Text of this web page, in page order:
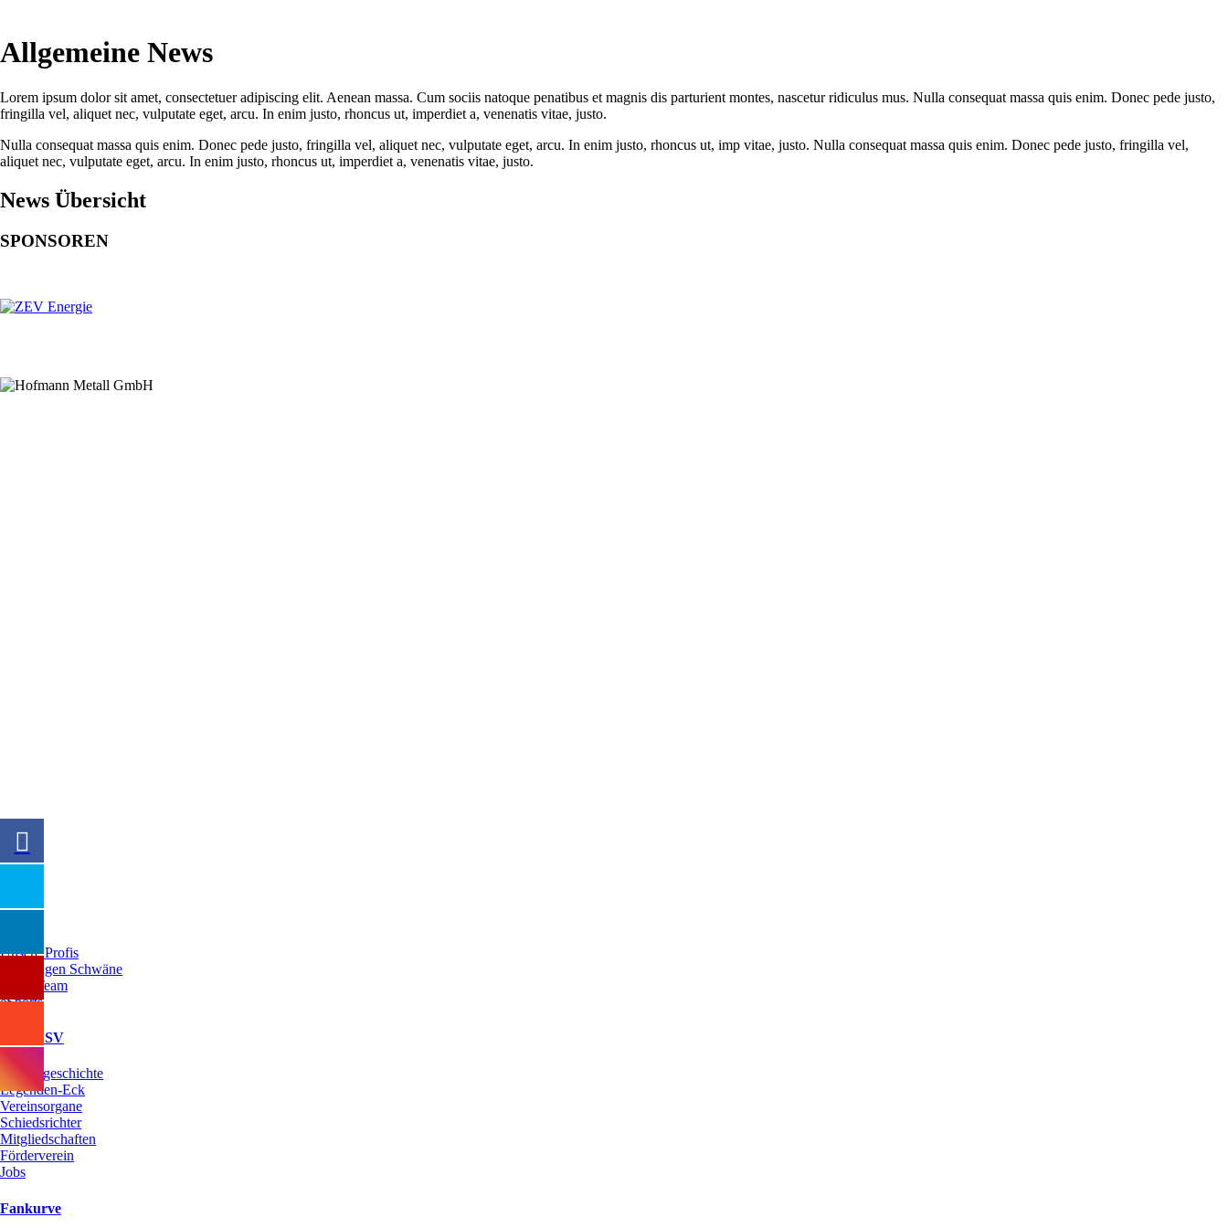
Allgemeine News
Lorem ipsum dolor sit amet, consectetuer adipiscing elit. Aenean massa. Cum sociis natoque penatibus et magnis dis parturient montes, nascetur ridiculus mus. Nulla consequat massa quis enim. Donec pede justo,
fringilla vel, aliquet nec, vulputate eget, arcu. In enim justo, rhoncus ut, imperdiet a, venenatis vitae, justo.
Nulla consequat massa quis enim. Donec pede justo, fringilla vel, aliquet nec, vulputate eget, arcu. In enim justo, rhoncus ut, imp vitae, justo. Nulla consequat massa quis enim. Donec pede justo, fringilla vel,
aliquet nec, vulputate eget, arcu. In enim justo, rhoncus ut, imperdiet a, venenatis vitae, justo.
News Übersicht
SPONSOREN
Ausrüster
Unsere Profis
Die Jungen Schwäne
Oldie Team
eSports
Mein FSV
Vereinsgeschichte
Legenden-Eck
Vereinsorgane
Schiedsrichter
Mitgliedschaften
Förderverein
Jobs
Fankurve